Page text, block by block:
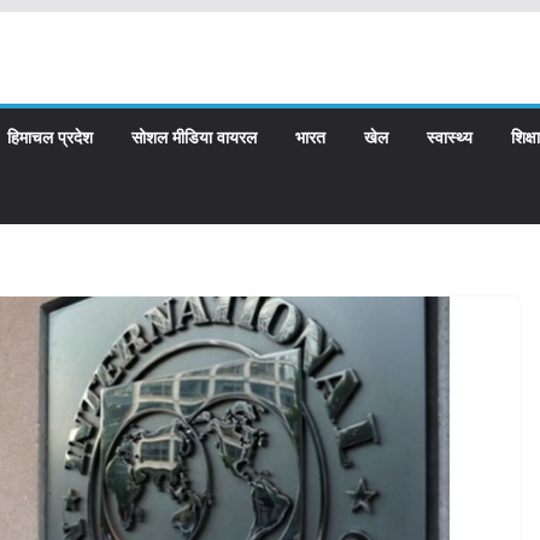
हिमाचल प्रदेश सोशल मीडिया वायरल भारत खेल स्वास्थ्य शिक्षा